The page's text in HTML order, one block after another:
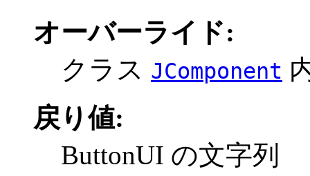
オーバーライド:
クラス JComponent
戻り値:
ButtonUI の文字列